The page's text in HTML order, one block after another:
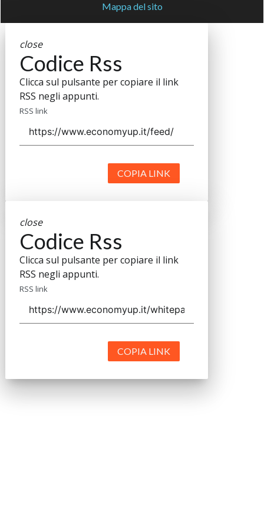
Mappa del sito
close
Codice Rss
Clicca sul pulsante per copiare il link
RSS negli appunti.
RSS link
COPIA LINK
close
Codice Rss
Clicca sul pulsante per copiare il link
RSS negli appunti.
RSS link
COPIA LINK